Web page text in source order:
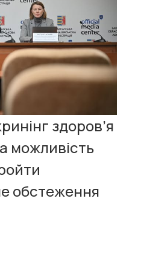
здоров’я
можливість
обстеження